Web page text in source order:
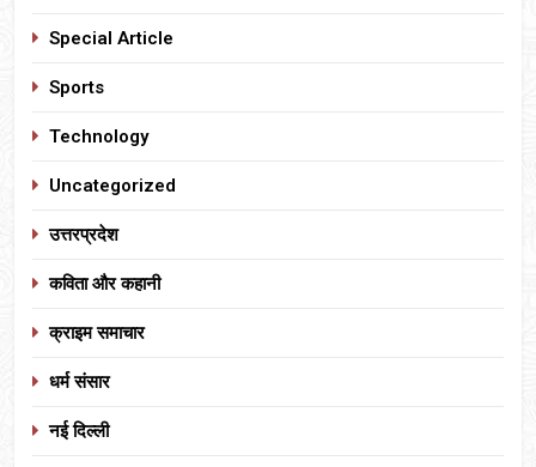
Special Article
Sports
Technology
Uncategorized
उत्तरप्रदेश
कविता और कहानी
क्राइम समाचार
धर्म संसार
नई दिल्ली